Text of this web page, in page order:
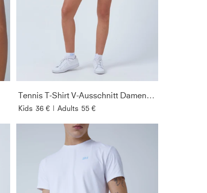
Tennis T-Shirt V-Ausschnitt Damen & Mädchen, weiß
Kids 36 € | Adults 55 €